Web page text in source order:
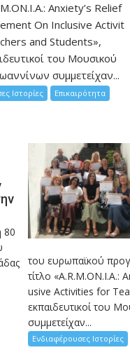
Anxiety’s Relief
On Inclusive Activit
and Students»,
του Μουσικού
συμμετείχαν...
Ιστορίες Επικαιρότητα
80
του ευρωπαϊκού
τίτλο «A.R.M.ON.I.A.:
usive Activities for
εκπαιδευτικοί του
συμμετείχαν...
Ενδιαφέρουσες Ιστορίες